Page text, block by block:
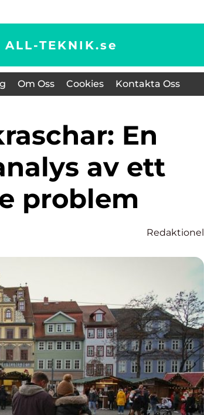
ALL-TEKNIK.se
Om Oss Cookies Kontakta Oss
av ett
problem
Redaktionel